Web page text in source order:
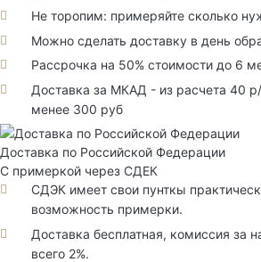
Не торопим: примеряйте сколько
Можно сделать доставку в день
Рассрочка на 50% стоимости до 6
Доставка за МКАД - из расчета 40
менее 300 руб
Доставка по Российской Федерации
С примеркой через СДЕК
СДЭК имеет свои пунткы
возможность примерки.
Доставка бесплатная, комиссия за
всего 2%.